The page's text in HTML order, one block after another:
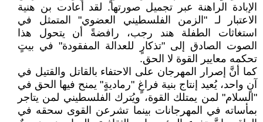
الإبادة الراهنة عبر تجميل صورتها. لقد أعادت بن هنية
الاعتبار لـ "الزمن الفلسطيني العضوي" المتمثل في
استغاثات الطفلة هند رجب، رافضةً أن يتحول هذا
الصوت الصادق إلى "تذكارٍ للعدالة المفقودة" في بيتٍ
تحكمه معايير القوة لا الحق.
كما أنَّ إصرار المهرجان على الاحتفاء بالقاتل والقتيل في
آنٍ واحد، يُعيد إنتاج بنية فراغٍ "رماديةٍ" يمنح فيها الحق في
"السلام" لمن يمتلك القوة، ويُترك الفلسطيني لمن يتاجر
بمأساته في المهرجانات بينما تشرعن القوى سحقه في